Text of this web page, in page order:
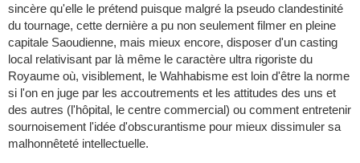
sincère qu'elle le prétend puisque malgré la pseudo clandestinité
du tournage, cette dernière a pu non seulement filmer en pleine
capitale Saoudienne, mais mieux encore, disposer d'un casting
local relativisant par là même le caractère ultra rigoriste du
Royaume où, visiblement, le Wahhabisme est loin d'être la norme
si l'on en juge par les accoutrements et les attitudes des uns et
des autres (l'hôpital, le centre commercial) ou comment entretenir
sournoisement l'idée d'obscurantisme pour mieux dissimuler sa
malhonnêteté intellectuelle.